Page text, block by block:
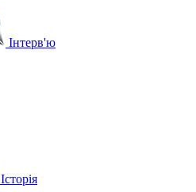
Інтерв'ю
Історія